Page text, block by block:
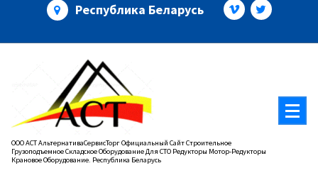
Республика Беларусь
ООО АСТ АльтернативаСервисТорг Официальный Сайт Строительное
Грузоподъемное Складское Оборудование Для СТО Редукторы Мотор-Редукторы
Крановое Оборудование. Республика Беларусь